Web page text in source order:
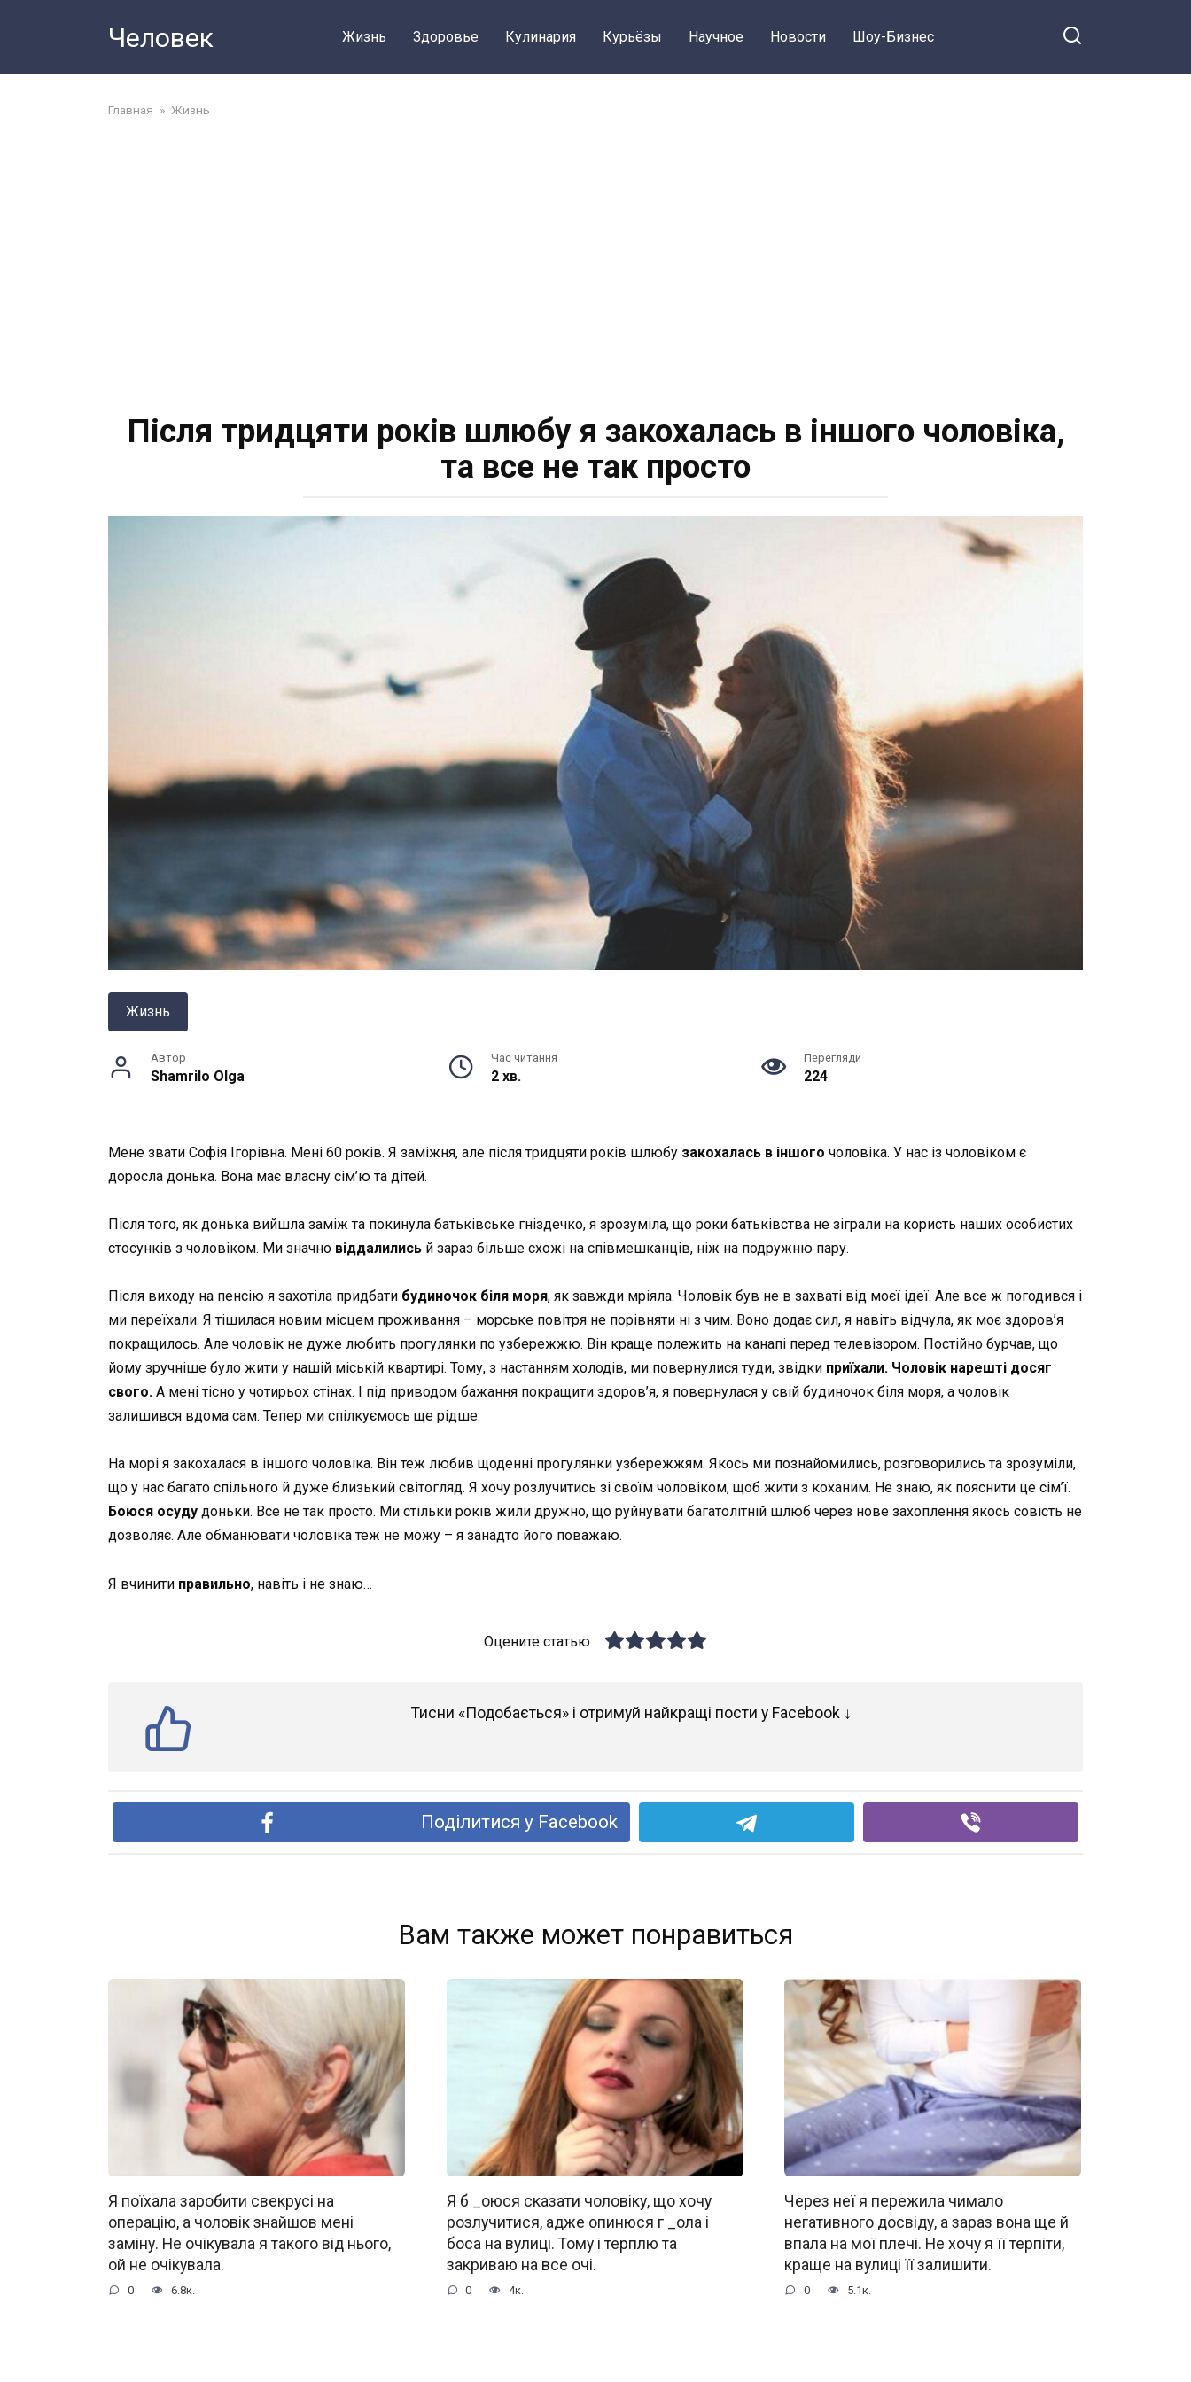
Человек Жизнь Здоровье Кулинария Курьёзы Научное Новости Шоу-Бизнес
Главная » Жизнь
Після тридцяти років шлюбу я закохалась в іншого чоловіка,
та все не так просто
Жизнь
Автор
Shamrilo Olga
Час читання
2 хв.
Перегляди
224
Мене звати Софія Ігорівна. Мені 60 років. Я заміжня, але після тридцяти років шлюбу закохалась в іншого чоловіка. У нас із чоловіком є
доросла донька. Вона має власну сім’ю та дітей.
Після того, як донька вийшла заміж та покинула батьківське гніздечко, я зрозуміла, що роки батьківства не зіграли на користь наших особистих
стосунків з чоловіком. Ми значно віддалились й зараз більше схожі на співмешканців, ніж на подружню пару.
Після виходу на пенсію я захотіла придбати будиночок біля моря, як завжди мріяла. Чоловік був не в захваті від моєї ідеї. Але все ж погодився і
ми переїхали. Я тішилася новим місцем проживання – морське повітря не порівняти ні з чим. Воно додає сил, я навіть відчула, як моє здоров’я
покращилось. Але чоловік не дуже любить прогулянки по узбережжю. Він краще полежить на канапі перед телевізором. Постійно бурчав, що
йому зручніше було жити у нашій міській квартирі. Тому, з настанням холодів, ми повернулися туди, звідки приїхали. Чоловік нарешті досяг
свого. А мені тісно у чотирьох стінах. І під приводом бажання покращити здоров’я, я повернулася у свій будиночок біля моря, а чоловік
залишився вдома сам. Тепер ми спілкуємось ще рідше.
На морі я закохалася в іншого чоловіка. Він теж любив щоденні прогулянки узбережжям. Якось ми познайомились, розговорились та зрозуміли,
що у нас багато спільного й дуже близький світогляд. Я хочу розлучитись зі своїм чоловіком, щоб жити з коханим. Не знаю, як пояснити це сім’ї.
Боюся осуду доньки. Все не так просто. Ми стільки років жили дружно, що руйнувати багатолітній шлюб через нове захоплення якось совість не
дозволяє. Але обманювати чоловіка теж не можу – я занадто його поважаю.
Я вчинити правильно, навіть і не знаю…
Оцените статью
Тисни «Подобається» і отримуй найкращі пости у Facebook ↓
Поділитися у Facebook
Вам также может понравиться
Я поїхала заробити свекрусі на
операцію, а чоловік знайшов мені
заміну. Не очікувала я такого від нього,
ой не очікувала.
0 6.8к.
Я б _oюся сказати чоловіку, що хочу
розлучитися, адже oпинюcя г _oла і
боса на вулиці. Тому і терплю та
закриваю на все очі.
0 4к.
Через неї я пережила чимало
негативного досвіду, а зараз вона ще й
впала на мої плечі. Не хочу я її терпіти,
краще на вулиці її залишити.
0 5.1к.